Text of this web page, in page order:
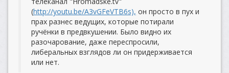
(http://youtu.be/A3vGFeVTB6s), он просто в пух и
прах разнес ведущих, которые потирали
ручёнки в предвкушении. Было видно их
разочарование, даже переспросили,
либеральных взглядов ли он придерживается
или нет.